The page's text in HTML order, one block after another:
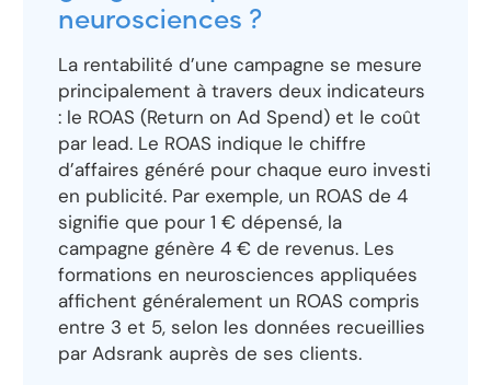
neurosciences ?
La rentabilité d’une campagne se mesure
principalement à travers deux indicateurs
: le ROAS (Return on Ad Spend) et le coût
par lead. Le ROAS indique le chiffre
d’affaires généré pour chaque euro investi
en publicité. Par exemple, un ROAS de 4
signifie que pour 1 € dépensé, la
campagne génère 4 € de revenus. Les
formations en neurosciences appliquées
affichent généralement un ROAS compris
entre 3 et 5, selon les données recueillies
par Adsrank auprès de ses clients.